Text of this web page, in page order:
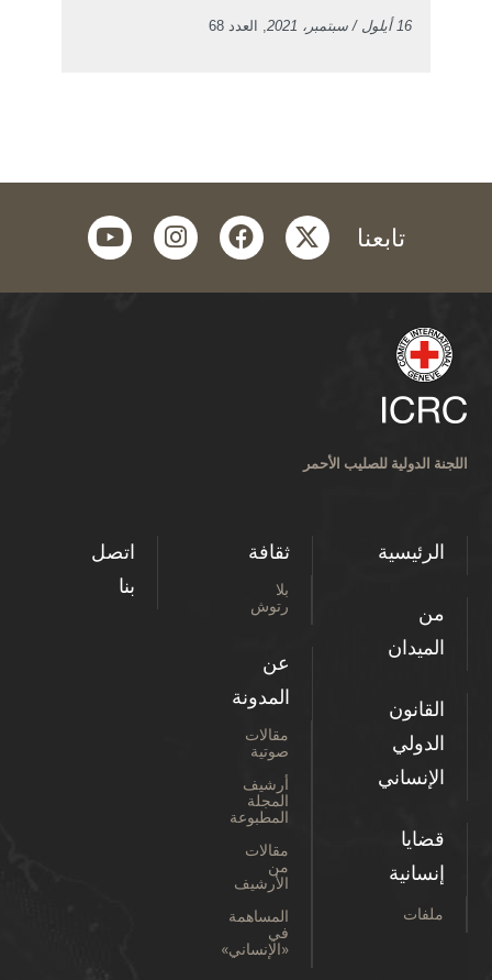
16 أيلول / سبتمبر، 2021 , العدد 68
تابعنا twitter
facebook
instagram
youtube
اللجنة الدولية للصليب الأحمر
الرئيسية
من
الميدان
القانون
الدولي
الإنساني
قضايا
إنسانية
ملفات
ثقافة
بلا
رتوش
عن
المدونة
مقالات
صوتية
أرشيف
المجلة
المطبوعة
مقالات
من
الأرشيف
المساهمة
في
«الإنساني»
اتصل
بنا